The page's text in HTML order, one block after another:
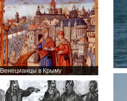
Венецианцы в Крыму